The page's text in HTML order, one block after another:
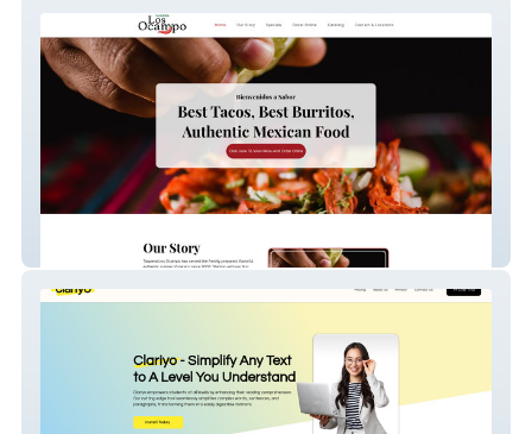
Taqueria Los Ocampo